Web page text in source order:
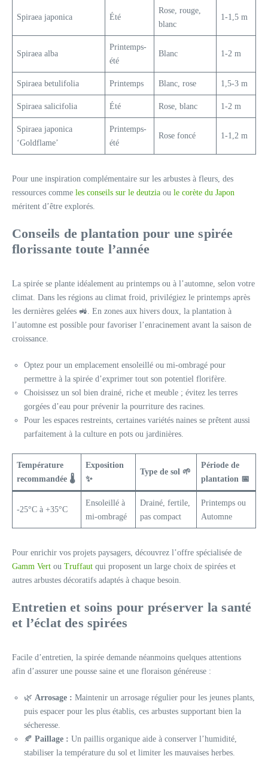
Spiraea japonica Été
Rose, rouge,
blanc
1-1,5 m
Spiraea alba
Printemps-
été
Blanc 1-2 m
Spiraea betulifolia Printemps Blanc, rose 1,5-3 m
Spiraea salicifolia Été Rose, blanc 1-2 m
Spiraea japonica
‘Goldflame’
Printemps-
été
Rose foncé 1-1,2 m
Pour une inspiration complémentaire sur les arbustes à fleurs, des
ressources comme les conseils sur le deutzia ou le corète du Japon
méritent d’être explorés.
Conseils de plantation pour une spirée
florissante toute l’année
La spirée se plante idéalement au printemps ou à l’automne, selon votre
climat. Dans les régions au climat froid, privilégiez le printemps après
les dernières gelées 🚜. En zones aux hivers doux, la plantation à
l’automne est possible pour favoriser l’enracinement avant la saison de
croissance.
Optez pour un emplacement ensoleillé ou mi-ombragé pour
permettre à la spirée d’exprimer tout son potentiel florifère.
Choisissez un sol bien drainé, riche et meuble ; évitez les terres
gorgées d’eau pour prévenir la pourriture des racines.
Pour les espaces restreints, certaines variétés naines se prêtent aussi
parfaitement à la culture en pots ou jardinières.
Température
recommandée 🌡️
Exposition
✨
Type de sol 🌱
Période de
plantation 📅
-25°C à +35°C
Ensoleillé à
mi-ombragé
Drainé, fertile,
pas compact
Printemps ou
Automne
Pour enrichir vos projets paysagers, découvrez l’offre spécialisée de
Gamm Vert ou Truffaut qui proposent un large choix de spirées et
autres arbustes décoratifs adaptés à chaque besoin.
Entretien et soins pour préserver la santé
et l’éclat des spirées
Facile d’entretien, la spirée demande néanmoins quelques attentions
afin d’assurer une pousse saine et une floraison généreuse :
🌿 Arrosage : Maintenir un arrosage régulier pour les jeunes plants,
puis espacer pour les plus établis, ces arbustes supportant bien la
sécheresse.
🍂 Paillage : Un paillis organique aide à conserver l’humidité,
stabiliser la température du sol et limiter les mauvaises herbes.